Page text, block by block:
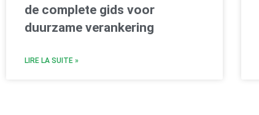
de complete gids voor
duurzame verankering
LIRE LA SUITE »